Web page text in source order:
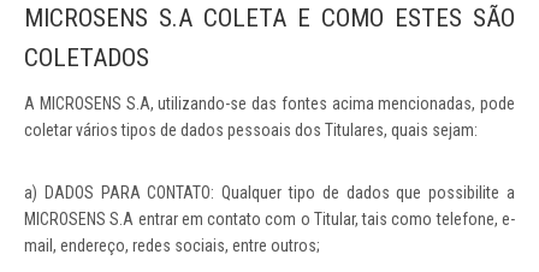
MICROSENS S.A COLETA E COMO ESTES SÃO
COLETADOS
A MICROSENS S.A, utilizando-se das fontes acima mencionadas, pode
coletar vários tipos de dados pessoais dos Titulares, quais sejam:
a) DADOS PARA CONTATO: Qualquer tipo de dados que possibilite a
MICROSENS S.A entrar em contato com o Titular, tais como telefone, e-
mail, endereço, redes sociais, entre outros;